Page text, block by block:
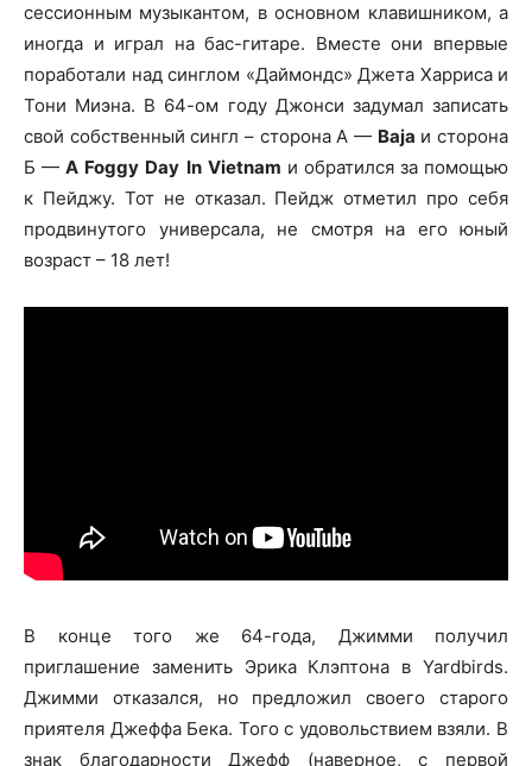
сессионным музыкантом, в основном клавишником, а
иногда и играл на бас-гитаре. Вместе они впервые
поработали над синглом «Даймондс» Джета Харриса и
Тони Миэна. В 64-ом году Джонси задумал записать
свой собственный сингл – сторона А — Baja и сторона
Б —A Foggy Day In Vietnam и обратился за помощью
к Пейджу. Тот не отказал. Пейдж отметил про себя
продвинутого универсала, не смотря на его юный
возраст – 18 лет!
В конце того же 64-года, Джимми получил
приглашение заменить Эрика Клэптона в Yardbirds.
Джимми отказался, но предложил своего старого
приятеля Джеффа Бека. Того с удовольствием взяли. В
знак благодарности Джефф (наверное, с первой